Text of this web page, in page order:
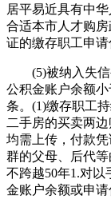
居平易近具有中
合适本市人才购
证的缴存职工申
(5)被纳入失信
公积金账户余额
条。(1)缴存职工
二手房的买卖两
均需上传，付款
群的父母、后代
不跨越50年1.对
金账户余额或申